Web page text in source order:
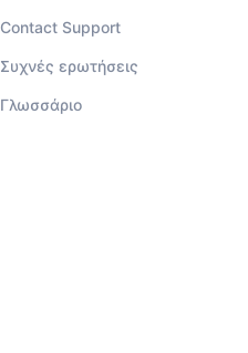
Contact Support
Συχνές ερωτήσεις
Γλωσσάριο